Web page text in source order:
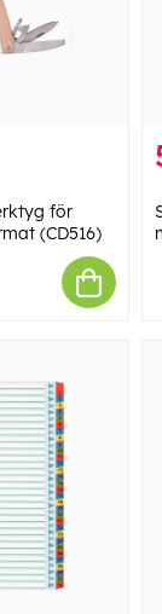
för
(CD516)